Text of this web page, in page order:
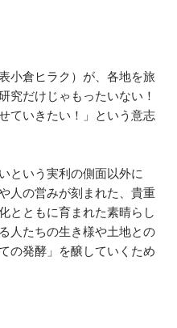
小倉ヒラク）が、各地を旅
究だけじゃもったいない！
ていきたい！」という意志
という実利の側面以外に
人の営みが刻まれた、貴重
とともに育まれた素晴らし
人たちの生き様や土地との
の発酵」を醸していくため